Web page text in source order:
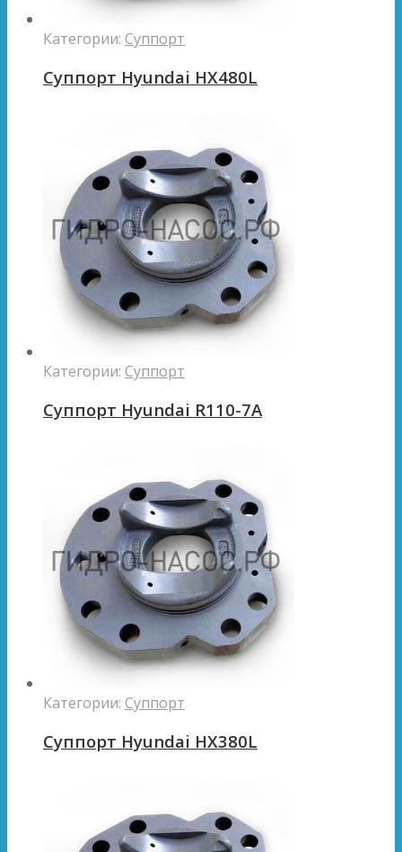
Категории: Суппорт
Суппорт Hyundai HX480L
Категории: Суппорт
Суппорт Hyundai R110-7A
Категории: Суппорт
Суппорт Hyundai HX380L